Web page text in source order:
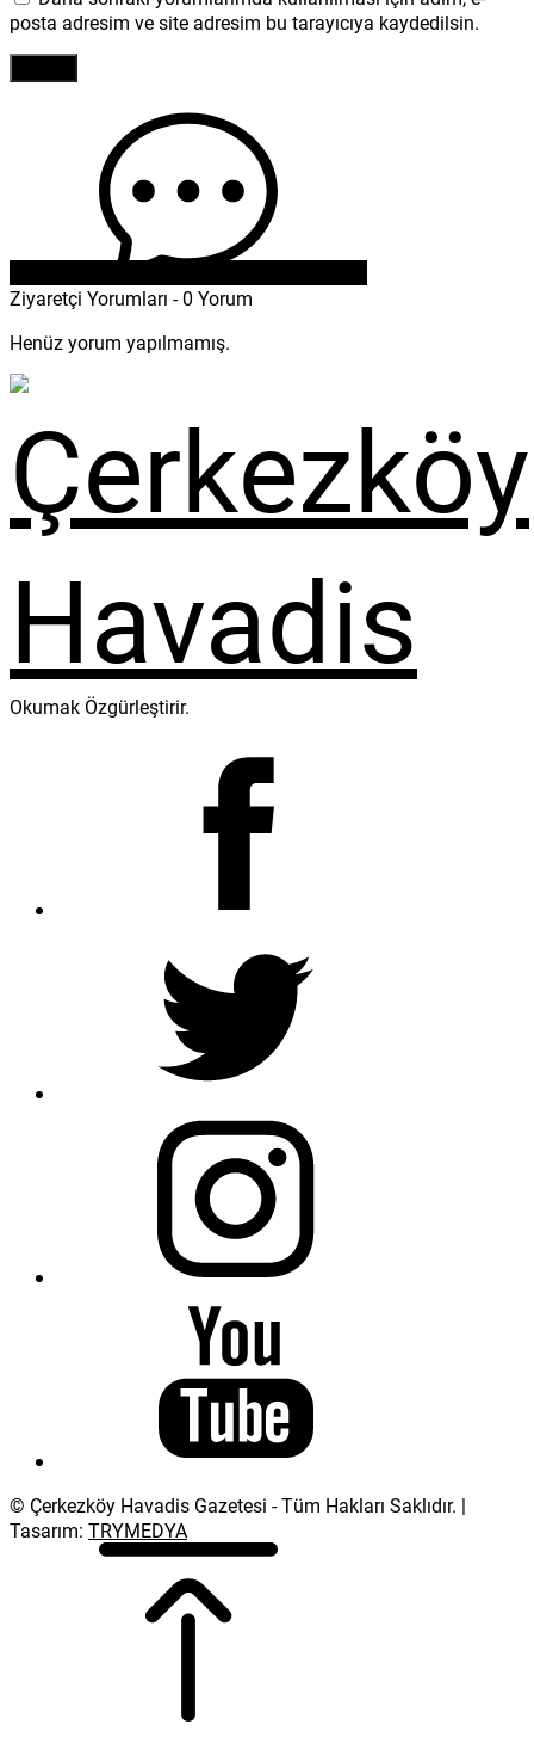
posta adresim ve site adresim bu tarayıcıya kaydedilsin.
Ziyaretçi Yorumları - 0 Yorum
Henüz yorum yapılmamış.
Okumak Özgürleştirir.
© Çerkezköy Havadis Gazetesi - Tüm Hakları Saklıdır. |
Tasarım: TRYMEDYA